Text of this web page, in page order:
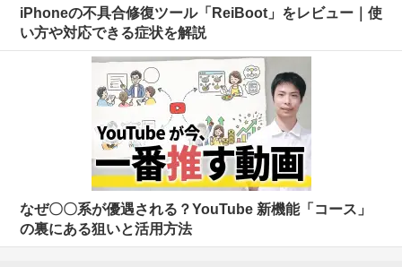
iPhoneの不具合修復ツール「ReiBoot」をレビュー｜使
い方や対応できる症状を解説
なぜ〇〇系が優遇される？YouTube 新機能「コース」
の裏にある狙いと活用方法